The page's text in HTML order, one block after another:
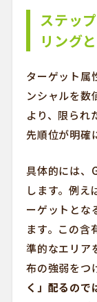
ステッ
リング
ターゲット属
ンシャルを数
より、限られ
先順位が明確
具体的には、
します。例え
ーゲットとな
ます。この含
準的なエリア
布の強弱をつ
く」配るので